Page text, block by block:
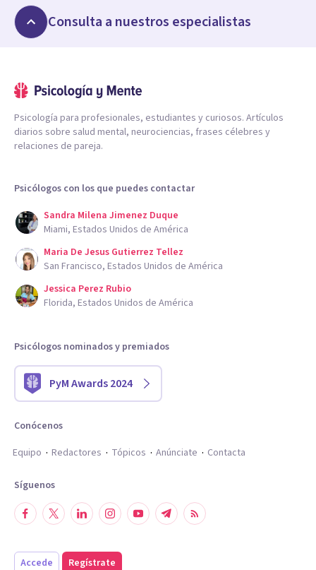
Consulta a nuestros especialistas
Psicología para profesionales, estudiantes y curiosos. Artículos
diarios sobre salud mental, neurociencias, frases célebres y
relaciones de pareja.
Psicólogos con los que puedes contactar
Sandra Milena Jimenez Duque
Miami, Estados Unidos de América
Maria De Jesus Gutierrez Tellez
San Francisco, Estados Unidos de América
Jessica Perez Rubio
Florida, Estados Unidos de América
Psicólogos nominados y premiados
PyM Awards 2024
Conócenos
Equipo
Redactores Tópicos Anúnciate Contacta
Síguenos
Accede Regístrate